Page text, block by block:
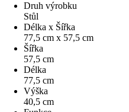
Druh výrobku
Stůl
Délka x Šířka
77,5 cm x 57,5 cm
Šířka
57,5 cm
Délka
77,5 cm
Výška
40,5 cm